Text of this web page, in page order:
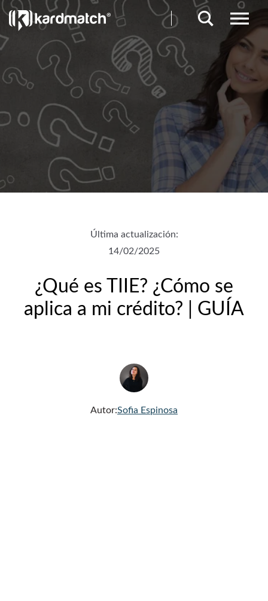
Última actualización:
14/02/2025
¿Qué es TIIE? ¿Cómo se
aplica a mi crédito? | GUÍA
Autor:Sofia Espinosa